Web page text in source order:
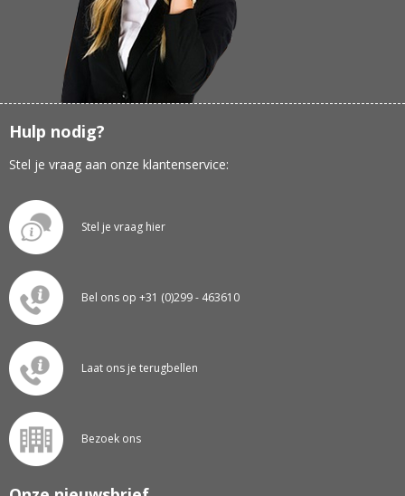
Hulp nodig?
Stel je vraag aan onze klantenservice:
Stel je vraag hier
Bel ons op +31 (0)299 - 463610
Laat ons je terugbellen
Bezoek ons